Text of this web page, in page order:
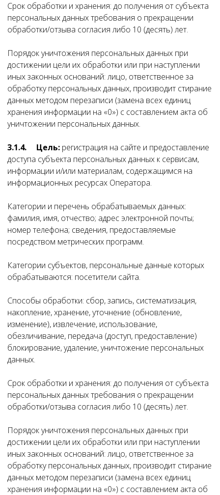
Срок обработки и хранения: до получения от субъекта
персональных данных требования о прекращении
обработки/отзыва согласия либо 10 (десять) лет.
Порядок уничтожения персональных данных при
достижении цели их обработки или при наступлении
иных законных оснований: лицо, ответственное за
обработку персональных данных, производит стирание
данных методом перезаписи (замена всех единиц
хранения информации на «0») с составлением акта об
уничтожении персональных данных.
3.1.4. Цель: регистрация на сайте и предоставление
доступа субъекта персональных данных к сервисам,
информации и/или материалам, содержащимся на
информационных ресурсах Оператора.
Категории и перечень обрабатываемых данных:
фамилия, имя, отчество; адрес электронной почты;
номер телефона; сведения, предоставляемые
посредством метрических программ.
Категории субъектов, персональные данные которых
обрабатываются: посетители сайта.
Способы обработки: сбор, запись, систематизация,
накопление, хранение, уточнение (обновление,
изменение), извлечение, использование,
обезличивание, передача (доступ, предоставление)
блокирование, удаление, уничтожение персональных
данных.
Срок обработки и хранения: до получения от субъекта
персональных данных требования о прекращении
обработки/отзыва согласия либо 10 (десять) лет.
Порядок уничтожения персональных данных при
достижении цели их обработки или при наступлении
иных законных оснований: лицо, ответственное за
обработку персональных данных, производит стирание
данных методом перезаписи (замена всех единиц
хранения информации на «0») с составлением акта об